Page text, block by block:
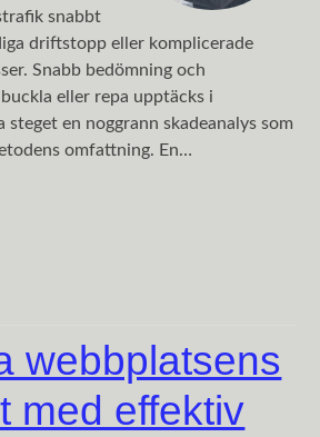
snabbt
driftstopp eller komplicerade
Snabb bedömning och
eller repa upptäcks i
steget en noggrann skadeanalys som
omfattning. En…
webbplatsens
med effektiv